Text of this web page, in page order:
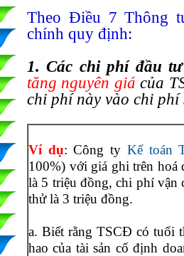
Theo Điều 7 Thông
chính quy định:
1. Các chi phí đầu
tăng nguyên giá của
chi phí này vào chi
Ví dụ: Công ty Kế toán
100%) với giá ghi trên hoá
là 5 triệu đồng, chi phí vận
thử là 3 triệu đồng.
a. Biết rằng TSCĐ có tuổi
hao của tài sản cố định